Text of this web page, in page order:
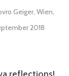
Geiger, Wien,
2018